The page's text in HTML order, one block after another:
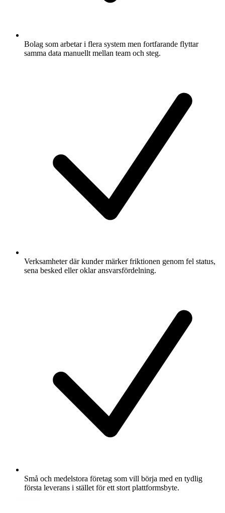
Bolag som arbetar i flera system men fortfarande flyttar
samma data manuellt mellan team och steg.
Verksamheter där kunder märker friktionen genom fel status,
sena besked eller oklar ansvarsfördelning.
Små och medelstora företag som vill börja med en tydlig
första leverans i stället för ett stort plattformsbyte.